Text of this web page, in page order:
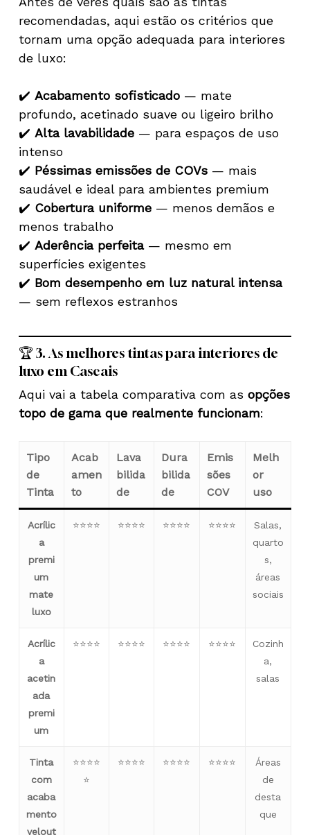
recomendadas, aqui estão os critérios que
tornam uma opção adequada para interiores
de luxo:
✔️ Acabamento sofisticado— mate
profundo, acetinado suave ou ligeiro brilho
✔️ Alta lavabilidade— para espaços de uso
intenso
✔️ Péssimas emissões de COVs— mais
saudável e ideal para ambientes premium
✔️ Cobertura uniforme— menos demãos e
menos trabalho
✔️ Aderência perfeita— mesmo em
superfícies exigentes
✔️ Bom desempenho em luz natural intensa
— sem reflexos estranhos
🏆 3. As melhores tintas para interiores de
luxo em Cascais
Aqui vai a tabela comparativa com as opções
topo de gama que realmente funcionam:
Tipo
de
Tinta
Acab
amen
to
Lava
bilida
de
Dura
bilida
de
Emis
sões
COV
Melh
or
uso
Acrílic
a
premi
um
mate
luxo
⭐⭐⭐⭐ ⭐⭐⭐⭐ ⭐⭐⭐⭐ ⭐⭐⭐⭐
Salas,
quarto
s,
áreas
sociais
Acrílic
a
acetin
ada
premi
um
⭐⭐⭐⭐ ⭐⭐⭐⭐ ⭐⭐⭐⭐ ⭐⭐⭐⭐
Cozinh
a,
salas
Tinta
com
acaba
mento
velout
⭐⭐⭐⭐
⭐
⭐⭐⭐⭐ ⭐⭐⭐⭐ ⭐⭐⭐⭐
Áreas
de
desta
que